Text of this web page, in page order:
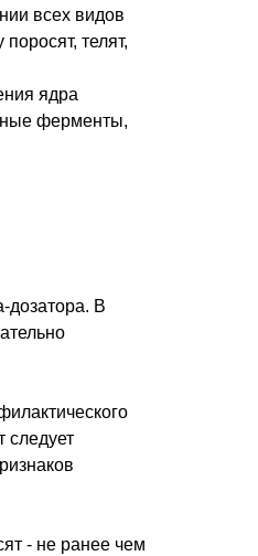
всех видов
телят,
ядра
ферменты,
В
следует
- не ранее чем